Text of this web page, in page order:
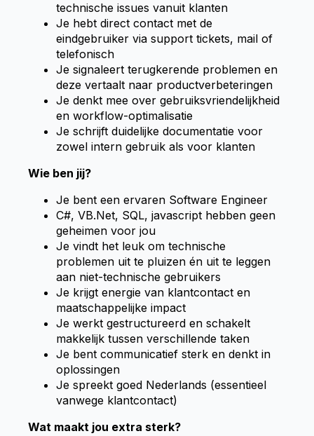
technische issues vanuit klanten
Je hebt direct contact met de
eindgebruiker via support tickets, mail of
telefonisch
Je signaleert terugkerende problemen en
deze vertaalt naar productverbeteringen
Je denkt mee over gebruiksvriendelijkheid
en workflow-optimalisatie
Je schrijft duidelijke documentatie voor
zowel intern gebruik als voor klanten
Wie ben jij?
Je bent een ervaren Software Engineer
C#, VB.Net, SQL, javascript hebben geen
geheimen voor jou
Je vindt het leuk om technische
problemen uit te pluizen én uit te leggen
aan niet-technische gebruikers
Je krijgt energie van klantcontact en
maatschappelijke impact
Je werkt gestructureerd en schakelt
makkelijk tussen verschillende taken
Je bent communicatief sterk en denkt in
oplossingen
Je spreekt goed Nederlands (essentieel
vanwege klantcontact)
Wat maakt jou extra sterk?